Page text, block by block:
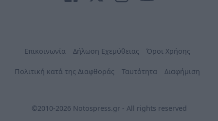
Επικοινωνία Δήλωση Εχεμύθειας Όροι Χρήσης
Πολιτική κατά της Διαφθοράς Ταυτότητα Διαφήμιση
©2010-2026 Notospress.gr - All rights reserved